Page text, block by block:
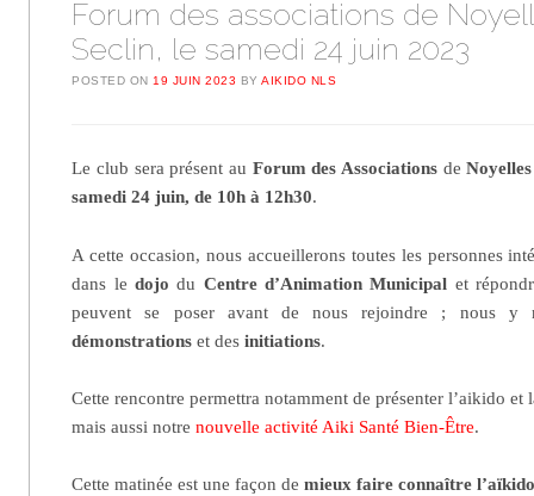
Forum des associations de
Seclin, le samedi 24 juin 2023
POSTED ON19 JUIN 2023 BYAIKIDO NLS
Le club sera présent au Forum des Associationsde
samedi 24 juin, de 10h à 12h30.
A cette occasion, nous accueillerons toutes les personnes
dans le dojo du Centre d’Animation Municipal et
peuvent se poser avant de nous rejoindre ; nous y
démonstrations et desinitiations.
Cette rencontre permettra notamment de présenter l’aikido et
mais aussi notrenouvelle activité Aiki Santé Bien-Être.
Cette matinée est une façon demieux faire connaître